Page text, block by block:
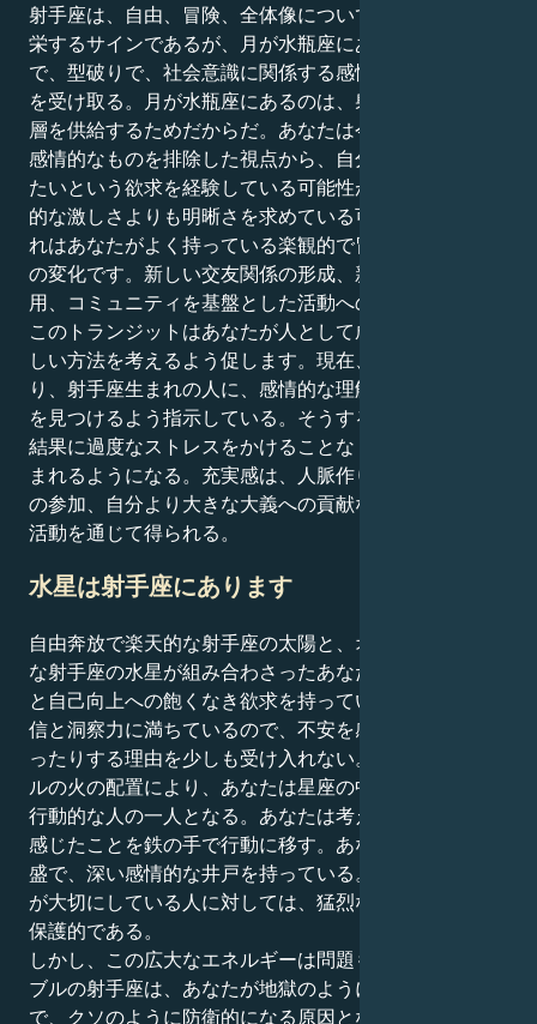
射手座は、自由、冒険、全体像について考えることに繁
栄するサインであるが、月が水瓶座にある間は、創造的
で、型破りで、社会意識に関係する感情的知識の追加層
を受け取る。月が水瓶座にあるのは、射手座にこの追加
層を供給するためだからだ。あなたは今、より学問的で
感情的なものを排除した視点から、自分の感情を調査し
たいという欲求を経験している可能性があります。感情
的な激しさよりも明晰さを求めている可能性があり、そ
れはあなたがよく持っている楽観的で冒険的な態度から
の変化です。新しい交友関係の形成、新しい考え方の採
用、コミュニティを基盤とした活動への参加を通して、
このトランジットはあなたが人として成長するための新
しい方法を考えるよう促します。現在、月は水瓶座にあ
り、射手座生まれの人に、感情的な理解と自律性の中間
を見つけるよう指示している。そうすることで、努力の
結果に過度なストレスをかけることなく、アイデアが生
まれるようになる。充実感は、人脈作り、重要な会話へ
の参加、自分より大きな大義への貢献など、さまざまな
活動を通じて得られる。
水星は射手座にあります
自由奔放で楽天的な射手座の太陽と、オープンマインド
な射手座の水星が組み合わさったあなたは、不屈の精神
と自己向上への飽くなき欲求を持っている。あなたは自
信と洞察力に満ちているので、不安を感じたり自分を疑
ったりする理由を少しも受け入れない。このダブルバレ
ルの火の配置により、あなたは星座の中で最も意欲的で
行動的な人の一人となる。あなたは考えるのではなく、
感じたことを鉄の手で行動に移す。あなたは好奇心が旺
盛で、深い感情的な井戸を持っている。しかし、あなた
が大切にしている人に対しては、猛烈な忠誠心を持ち、
保護的である。
しかし、この広大なエネルギーは問題も引き起こす。ダ
ブルの射手座は、あなたが地獄のようにドラマチック
で、クソのように防衛的になる原因となる可能性があり